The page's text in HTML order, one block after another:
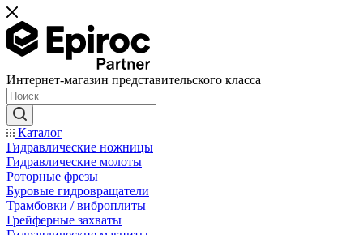
Интернет-магазин представительского класса
Каталог
Гидравлические ножницы
Гидравлические молоты
Роторные фрезы
Буровые гидровращатели
Трамбовки / виброплиты
Грейферные захваты